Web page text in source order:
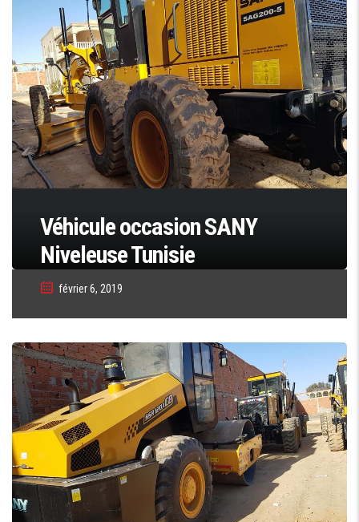
Véhicule occasion SANY
Niveleuse Tunisie
février 6, 2019